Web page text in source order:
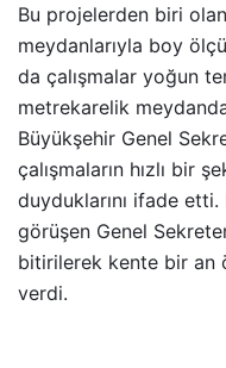
Bu projelerden biri
meydanlarıyla boy
da çalışmalar yoğun
metrekarelik
Büyükşehir Genel
çalışmaların hızlı bir
duyduklarını ifade
görüşen Genel
bitirilerek kente bir an
verdi.